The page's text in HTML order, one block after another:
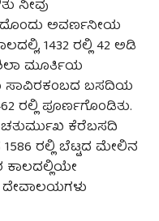
ನೀವು
ಅವರ್ಣನೀಯ
1432 ರಲ್ಲಿ 42 ಅಡಿ
ಮೂರ್ತಿಯ
ಬಸದಿಯ
ರಲ್ಲಿ ಪೂರ್ಣಗೊಂಡಿತು.
ಕೆರೆಬಸದಿ
ರಲ್ಲಿ ಬೆಟ್ಟದ ಮೇಲಿನ